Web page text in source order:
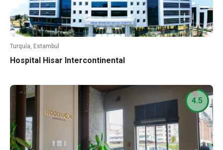
Turquía, Estambul
Hospital Hisar Intercontinental
4.5